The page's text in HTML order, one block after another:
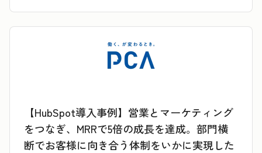
【HubSpot導入事例】営業とマーケティング
をつなぎ、MRRで5倍の成長を達成。部門横
断でお客様に向き合う体制をいかに実現した